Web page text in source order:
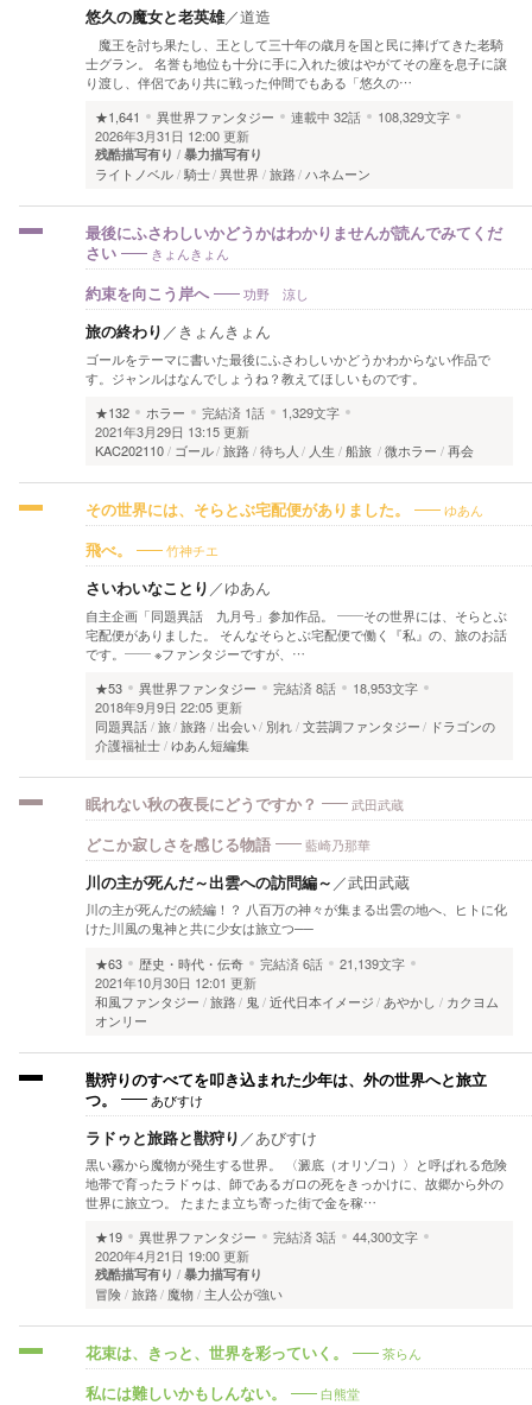
悠久の魔女と老英雄／道造
魔王を討ち果たし、王として三十年の歳月を国と民に捧げてきた老騎
士グラン。 名誉も地位も十分に手に入れた彼はやがてその座を息子に譲
り渡し、伴侶であり共に戦った仲間でもある「悠久の…
★1,641
異世界ファンタジー 連載中 32話
108,329文字
2026年3月31日 12:00 更新
残酷描写有り 暴力描写有り
ライトノベル 騎士 異世界 旅路 ハネムーン
最後にふさわしいかどうかはわかりませんが読んでみてくだ
さい
きょんきょん
約束を向こう岸へ 功野 涼し
旅の終わり ／ きょんきょん
ゴールをテーマに書いた最後にふさわしいかどうかわからない作品で
す。ジャンルはなんでしょうね？教えてほしいものです。
★132
ホラー 完結済 1話
1,329文字
2021年3月29日 13:15 更新
KAC202110
ゴール 旅路 待ち人 人生 船旅 微ホラー 再会
その世界には、そらとぶ宅配便がありました。 ゆあん
飛べ。 竹神チエ
さいわいなことり ／ゆあん
自主企画「同題異話 九月号」参加作品。 ――その世界には、そらとぶ
宅配便がありました。 そんなそらとぶ宅配便で働く『私』の、旅のお話
です。―― ※ファンタジーですが、…
★53
異世界ファンタジー 完結済8話
18,953文字
2018年9月9日 22:05 更新
同題異話 旅 旅路 出会い 別れ 文芸調ファンタジー
ドラゴンの
介護福祉士 ゆあん短編集
眠れない秋の夜長にどうですか？ 武田武蔵
どこか寂しさを感じる物語 藍崎乃那華
川の主が死んだ～出雲への訪問編～ ／武田武蔵
川の主が死んだの続編！？ 八百万の神々が集まる出雲の地へ、ヒトに化
けた川風の鬼神と共に少女は旅立つ──
★63
歴史・時代・伝奇 完結済6話
21,139文字
2021年10月30日 12:01 更新
和風ファンタジー
旅路 鬼 近代日本イメージ あやかし
カクヨム
オンリー
獣狩りのすべてを叩き込まれた少年は、外の世界へと旅立
つ。
あびすけ
ラドゥと旅路と獣狩り ／あびすけ
黒い霧から魔物が発生する世界。 〈澱底（オリゾコ）〉と呼ばれる危険
地帯で育ったラドゥは、師であるガロの死をきっかけに、故郷から外の
世界に旅立つ。 たまたま立ち寄った街で金を稼…
★19
異世界ファンタジー 完結済3話
44,300文字
2020年4月21日 19:00 更新
残酷描写有り 暴力描写有り
冒険 旅路 魔物 主人公が強い
花束は、きっと、世界を彩っていく。 茶らん
私には難しいかもしんない。 白熊堂